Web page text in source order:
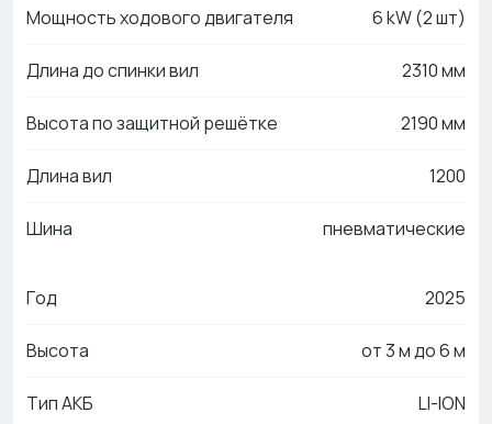
Мощность ходового двигателя 6 kW (2 шт)
Длина до спинки вил 2310 мм
Высота по защитной решётке 2190 мм
Длина вил 1200
Шина пневматические
Год 2025
Высота от 3 м до 6 м
Тип АКБ LI-ION